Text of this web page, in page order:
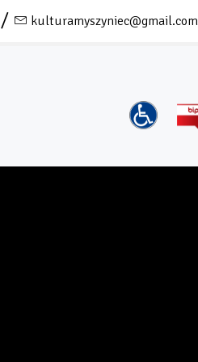
kulturamyszyniec@gmail.com